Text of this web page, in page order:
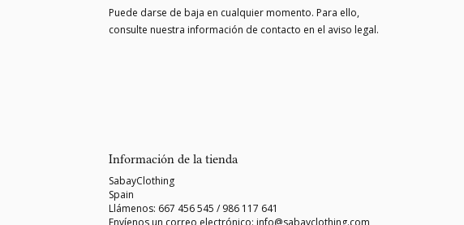
Puede darse de baja en cualquier momento. Para ello,
consulte nuestra información de contacto en el aviso legal.
Información de la tienda
SabayClothing
Spain
Llámenos: 667 456 545 / 986 117 641
Envíenos un correo electrónico: info@sabayclothing.com